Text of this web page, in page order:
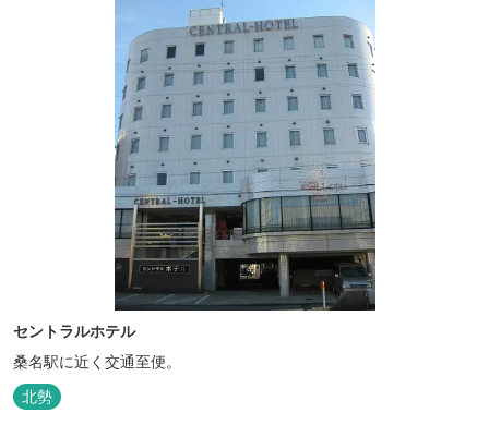
セントラルホテル
桑名駅に近く交通至便。
北勢